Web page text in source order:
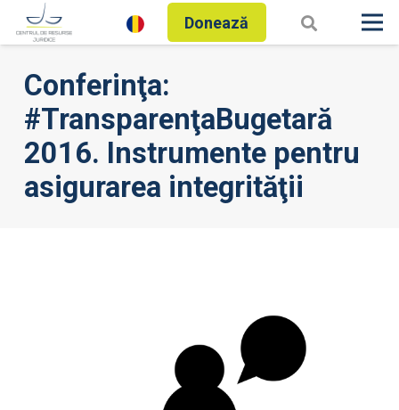
Donează
Conferinţa:
#TransparenţaBugetară
2016. Instrumente pentru
asigurarea integrităţii